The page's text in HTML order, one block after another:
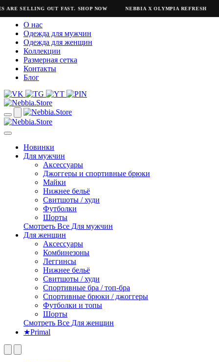
ARE SELLING OUT FAST. SHOP NOW NEBBIA X OLYMPIA REFRESH
О нас
Одежда для мужчин
Одежда для женщин
Коллекции
Размерная сетка
Контакты
Блог
Новинки
Для мужчин
Аксессуары
Джоггеры и спортивные брюки
Майки
Нижнее бельё
Свитшоты / худи
Футболки
Шорты
Смотреть Все Для мужчин
Для женщин
Аксессуары
Комбинезоны
Леггинсы
Нижнее бельё
Свитшоты / худи
Спортивные бра / топ-бра
Спортивные брюки / джоггеры
Футболки и топы
Шорты
Смотреть Все Для женщин
★Primal